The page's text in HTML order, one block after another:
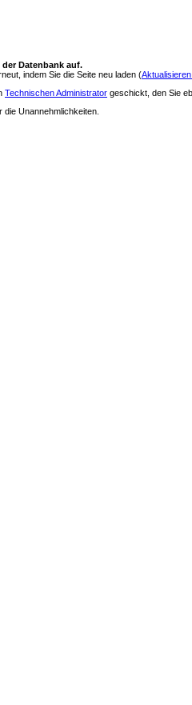
Datenbank auf.
indem Sie die Seite neu laden (
Technischen Administrator geschickt, den Sie
Unannehmlichkeiten.